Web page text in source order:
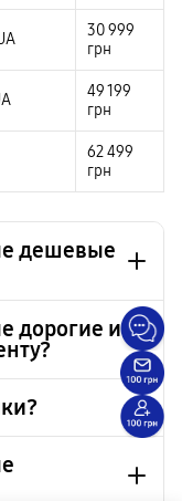
30 999
грн
49 199
грн
62 499
грн
дешевые
24 999 грн
24 999 грн
UA
28 299 грн
дорогие и
71 999 грн
62 499 грн
24 999 грн